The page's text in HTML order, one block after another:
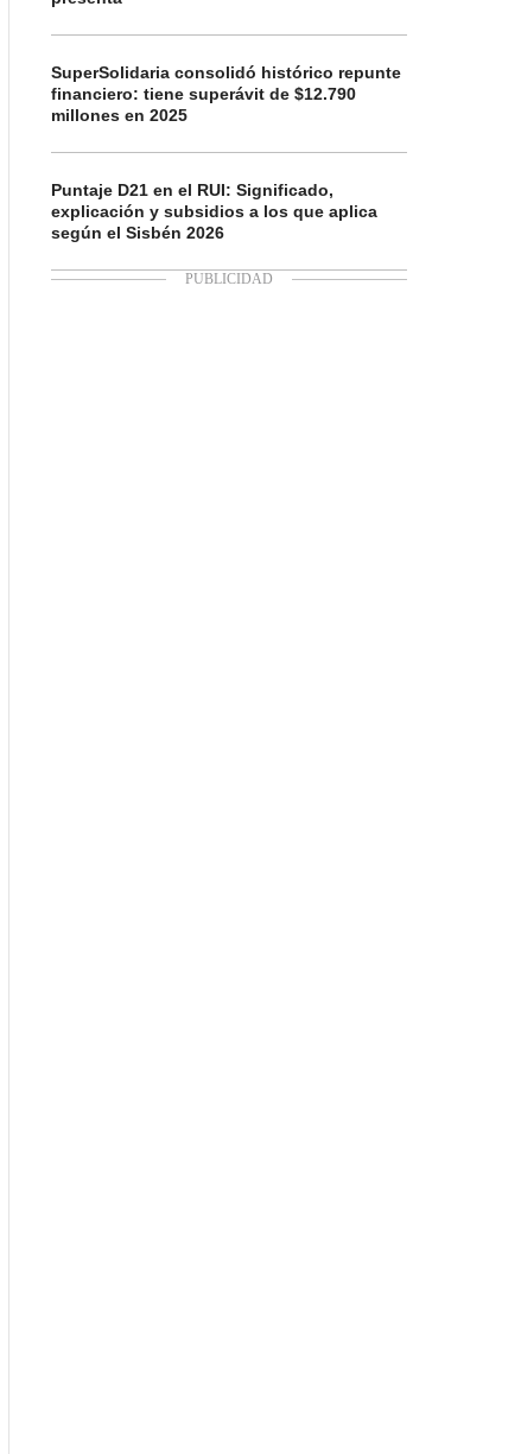
SuperSolidaria consolidó histórico repunte
financiero: tiene superávit de $12.790
millones en 2025
Puntaje D21 en el RUI: Significado,
explicación y subsidios a los que aplica
según el Sisbén 2026